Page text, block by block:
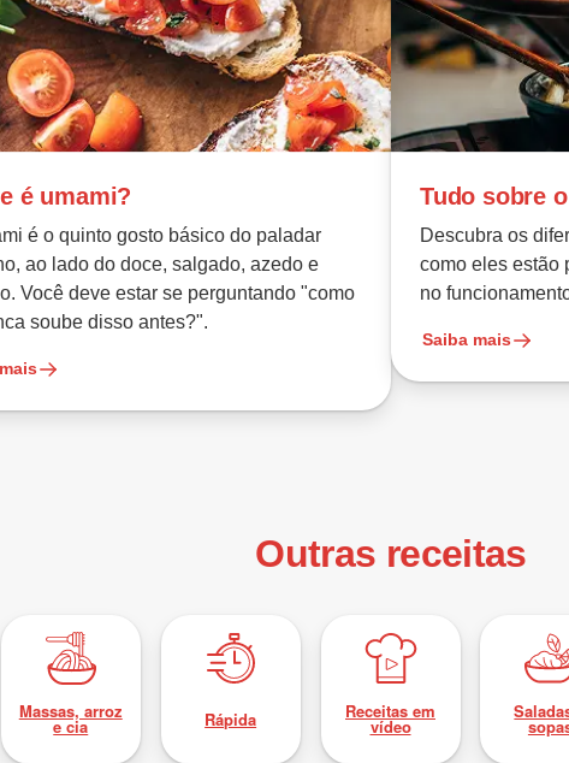
é umami?
é o quinto gosto básico do paladar
ao lado do doce, salgado, azedo e
Você deve estar se perguntando "como
soube disso antes?".
Tudo sobre
Descubra os
como eles estão
no
Saiba mais
Outras receitas
Massas, arroz
e cia Rápida Receitas em
vídeo